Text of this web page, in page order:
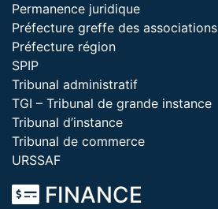
Permanence juridique
Préfecture greffe des associations
Préfecture région
SPIP
Tribunal administratif
TGI – Tribunal de grande instance
Tribunal d’instance
Tribunal de commerce
URSSAF
FINANCE